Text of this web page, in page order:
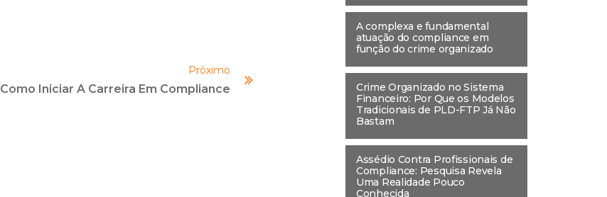
o
volume.
Próximo
Como Iniciar A Carreira Em Compliance
A complexa e fundamental
atuação do compliance em
função do crime organizado
Crime Organizado no Sistema
Financeiro: Por Que os Modelos
Tradicionais de PLD-FTP Já Não
Bastam
Assédio Contra Profissionais de
Compliance: Pesquisa Revela
Uma Realidade Pouco
Conhecida